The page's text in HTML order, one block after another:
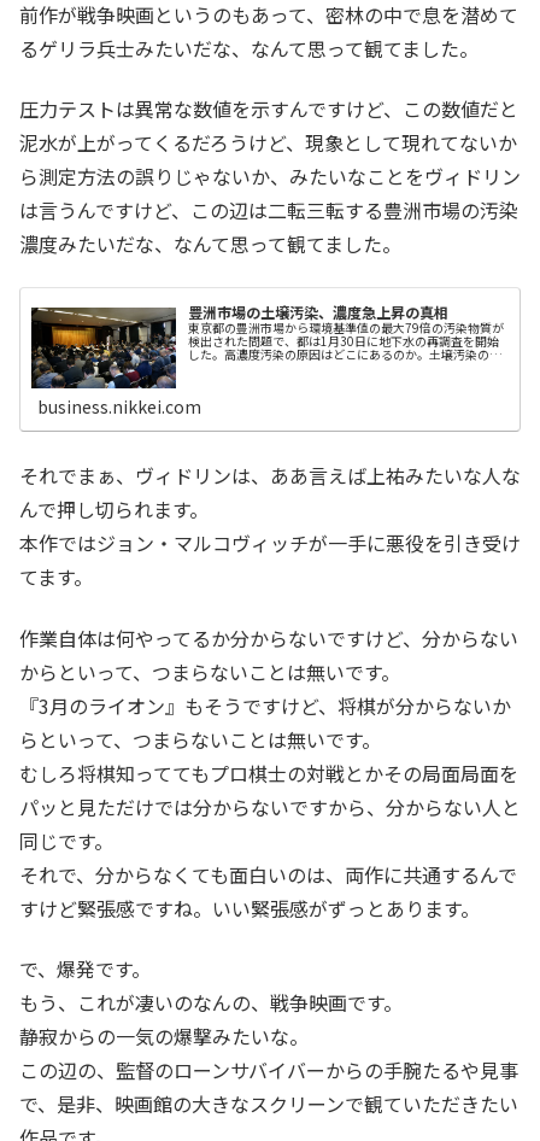
前作が戦争映画というのもあって、密林の中で息を潜めて
るゲリラ兵士みたいだな、なんて思って観てました。
圧力テストは異常な数値を示すんですけど、この数値だと
泥水が上がってくるだろうけど、現象として現れてないか
ら測定方法の誤りじゃないか、みたいなことをヴィドリン
は言うんですけど、この辺は二転三転する豊洲市場の汚染
濃度みたいだな、なんて思って観てました。
豊洲市場の土壌汚染、濃度急上昇の真相
東京都の豊洲市場から環境基準値の最大79倍の汚染物質が
検出された問題で、都は1月30日に地下水の再調査を開始
した。高濃度汚染の原因はどこにあるのか。土壌汚染の専
business.nikkei.com
それでまぁ、ヴィドリンは、ああ言えば上祐みたいな人な
んで押し切られます。
本作ではジョン・マルコヴィッチが一手に悪役を引き受け
てます。
作業自体は何やってるか分からないですけど、分からない
からといって、つまらないことは無いです。
『3月のライオン』もそうですけど、将棋が分からないか
らといって、つまらないことは無いです。
むしろ将棋知っててもプロ棋士の対戦とかその局面局面を
パッと見ただけでは分からないですから、分からない人と
同じです。
それで、分からなくても面白いのは、両作に共通するんで
すけど緊張感ですね。いい緊張感がずっとあります。
で、爆発です。
もう、これが凄いのなんの、戦争映画です。
静寂からの一気の爆撃みたいな。
この辺の、監督のローンサバイバーからの手腕たるや見事
で、是非、映画館の大きなスクリーンで観ていただきたい